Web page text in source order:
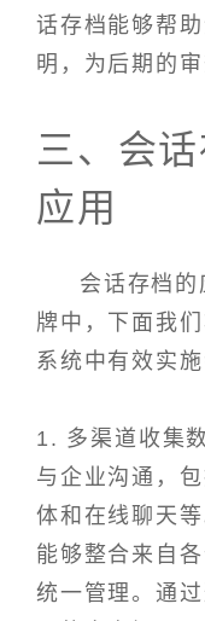
话存档能够帮
明，为后期的
三、会
应用
会话存档
牌中，下面我
系统中有效实
1. 多渠道收集
与企业沟通，
体和在线聊天
能够整合来自
统一管理。通